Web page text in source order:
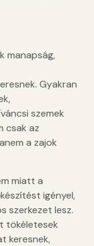
manapság,
Gyakran
szemek
csak az
a zajok
miatt a
igényel,
szerkezet lesz.
tökéletesek
keresnek,